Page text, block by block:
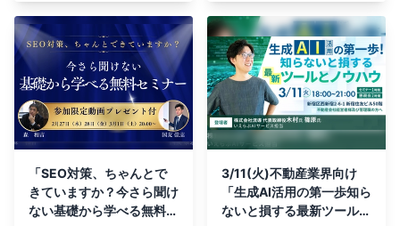
「SEO対策、ちゃんとで
きていますか？今さら聞け
ない基礎から学べる無料セ
3/11(火)不動産業界向け
「生成AI活用の第一歩知ら
ないと損する最新ツールと